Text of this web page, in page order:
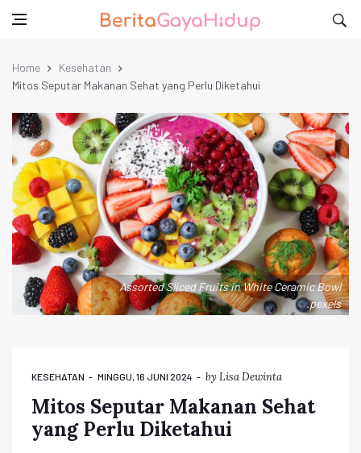
Home
Kesehatan
Mitos Seputar Makanan Sehat yang Perlu Diketahui
Assorted Sliced Fruits in White Ceramic Bowl
.pexels
KESEHATAN MINGGU, 16 JUNI 2024 by Lisa Dewinta
Mitos Seputar Makanan Sehat
yang Perlu Diketahui